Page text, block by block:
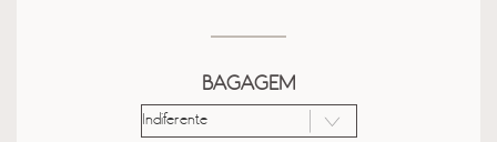
BAGAGEM